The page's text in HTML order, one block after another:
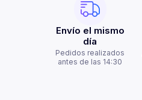
Envío el mismo
día
Pedidos realizados
antes de las 14:30